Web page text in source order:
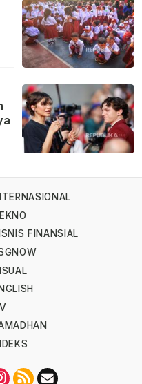
FINANSIAL